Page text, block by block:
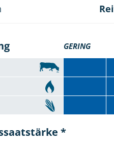
GERING
*